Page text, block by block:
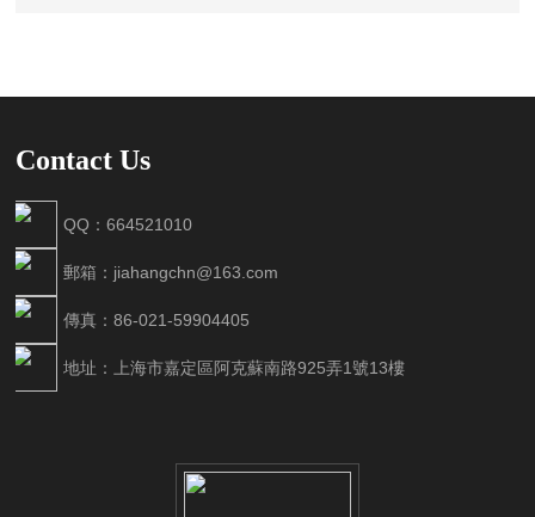
Contact Us
QQ：664521010
郵箱：jiahangchn@163.com
傳真：86-021-59904405
地址：上海市嘉定區阿克蘇南路925弄1號13樓